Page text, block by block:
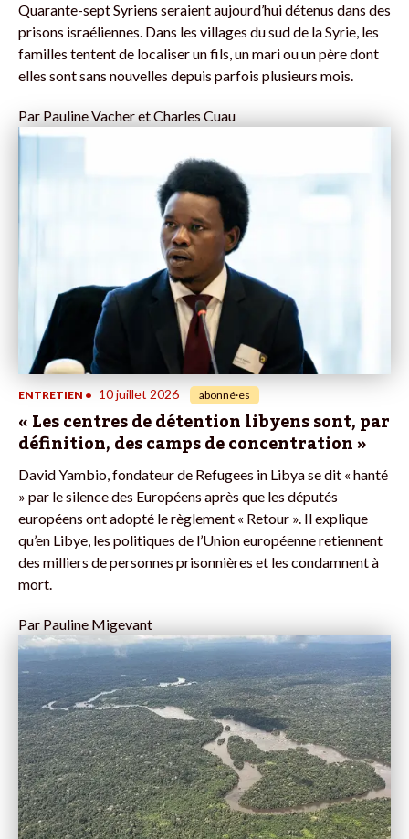
Quarante-sept Syriens seraient aujourd’hui détenus dans des
prisons israéliennes. Dans les villages du sud de la Syrie, les
familles tentent de localiser un fils, un mari ou un père dont
elles sont sans nouvelles depuis parfois plusieurs mois.
Par Pauline Vacher et Charles Cuau
ENTRETIEN • 10 juillet 2026 abonné·es
« Les centres de détention libyens sont, par
définition, des camps de concentration »
David Yambio, fondateur de Refugees in Libya se dit « hanté
» par le silence des Européens après que les députés
européens ont adopté le règlement « Retour ». Il explique
qu’en Libye, les politiques de l’Union européenne retiennent
des milliers de personnes prisonnières et les condamnent à
mort.
Par Pauline Migevant